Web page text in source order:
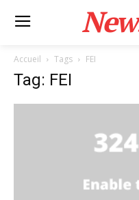
Accueil Tags FEI
Tag: FEI